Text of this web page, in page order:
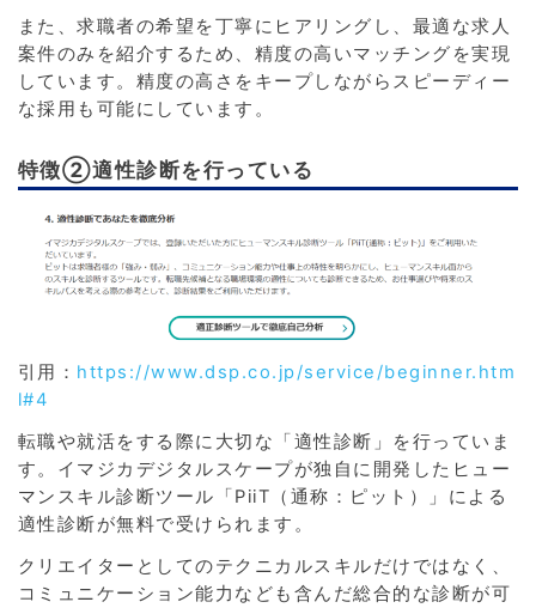
また、求職者の希望を丁寧にヒアリングし、最適な求人
案件のみを紹介するため、精度の高いマッチングを実現
しています。精度の高さをキープしながらスピーディー
な採用も可能にしています。
特徴②適性診断を行っている
引用： https://www.dsp.co.jp/service/beginner.htm
l#4
転職や就活をする際に大切な「適性診断」を行っていま
す。イマジカデジタルスケープが独自に開発したヒュー
マンスキル診断ツール「PiiT（通称：ピット）」による
適性診断が無料で受けられます。
クリエイターとしてのテクニカルスキルだけではなく、
コミュニケーション能力なども含んだ総合的な診断が可